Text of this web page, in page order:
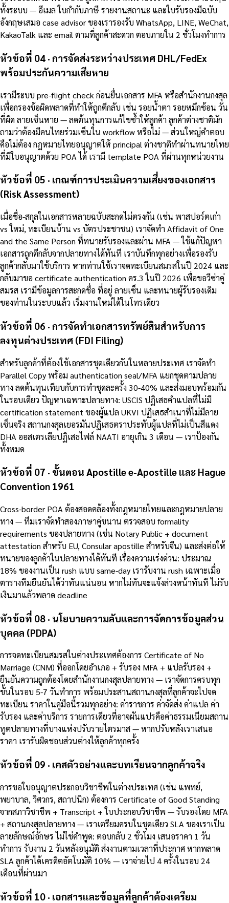
ทั้งระบบ — อีเมล ใบกำกับภาษี รายงานสถานะ และใบรับรองมีฉบับ
อังกฤษเสมอ case advisor ของเรารองรับ WhatsApp, LINE, WeChat,
KakaoTalk และ email ตามที่ลูกค้าสะดวก ตอบภายใน 2 ชั่วโมงทำการ
หัวข้อที่ 04 · การจัดส่งระหว่างประเทศ DHL/FedEx
พร้อมประกันความเสียหาย
เรามีระบบ pre-flight check ก่อนยื่นเอกสาร MFA หรือสำนักงานกงสุล
เพื่อกรองข้อผิดพลาดที่ทำให้ถูกตีกลับ เช่น รอยน้ำตา รอยหมึกซ้อน วัน
ที่ผิด ลายเซ็นหาย — ลดต้นทุนการแก้ไขซ้ำให้ลูกค้า ลูกค้าต่างชาติมัก
ถามว่าต้องมีคนไทยร่วมเซ็นใน workflow หรือไม่ — ส่วนใหญ่คำตอบ
คือไม่ต้อง กฎหมายไทยอนุญาตให้ principal ต่างชาติทำผ่านทนายไทย
ที่มีใบอนุญาตด้วย POA ได้ เรามี template POA ที่ผ่านทุกหน่วยงาน
หัวข้อที่ 05 · เกณฑ์การประเมินความเสี่ยงของเอกสาร
(Risk Assessment)
เมื่อชื่อ-สกุลในเอกสารหลายฉบับสะกดไม่ตรงกัน (เช่น พาสปอร์ตเก่า
vs ใหม่, ทะเบียนบ้าน vs บัตรประชาชน) เราจัดทำ Affidavit of One
and the Same Person ที่ทนายรับรองและผ่าน MFA — ใช้แก้ปัญหา
เอกสารถูกตีกลับจากปลายทางได้ทันที เราบันทึกทุกอย่างเพื่อรองรับ
ลูกค้ากลับมาใช้บริการ หากท่านใช้เราจดทะเบียนสมรสในปี 2024 และ
กลับมาขอ certificate authentication คร.3 ในปี 2026 เพื่อขอวีซ่าคู่
สมรส เรามีข้อมูลการสะกดชื่อ ที่อยู่ ลายเซ็น และทนายผู้รับรองเดิม
ของท่านในระบบแล้ว เริ่มงานใหม่ได้ในโทรเดียว
หัวข้อที่ 06 · การจัดทำเอกสารทรัพย์สินสำหรับการ
ลงทุนต่างประเทศ (FDI Filing)
สำหรับลูกค้าที่ต้องใช้เอกสารชุดเดียวกันในหลายประเทศ เราจัดทำ
Parallel Copy พร้อม authentication seal/MFA แยกชุดตามปลาย
ทาง ลดต้นทุนเทียบกับการทำชุดละครั้ง 30-40% และส่งมอบพร้อมกัน
ในรอบเดียว ปัญหาเฉพาะปลายทาง: USCIS ปฏิเสธคำแปลที่ไม่มี
certification statement ของผู้แปล UKVI ปฏิเสธสำเนาที่ไม่มีลาย
เซ็นจริง สถานกงสุลเยอรมันปฏิเสธตราประทับผู้แปลที่ไม่เป็นสีแดง
DHA ออสเตรเลียปฏิเสธไฟล์ NAATI อายุเกิน 3 เดือน — เราป้องกัน
ทั้งหมด
หัวข้อที่ 07 · ขั้นตอน Apostille e-Apostille และ Hague
Convention 1961
Cross-border POA ต้องสอดคล้องทั้งกฎหมายไทยและกฎหมายปลาย
ทาง — ทีมเราจัดทำสองภาษาคู่ขนาน ตรวจสอบ formality
requirements ของปลายทาง (เช่น Notary Public + document
attestation สำหรับ EU, Consular apostille สำหรับจีน) และส่งต่อให้
ทนายของลูกค้าในปลายทางได้ทันที เรื่องความเร่งด่วน: ประมาณ
18% ของงานเป็น rush แบบ same-day เรารับงาน rush เฉพาะเมื่อ
ตารางทีมยืนยันได้ว่าทันแน่นอน หากไม่ทันจะแจ้งล่วงหน้าทันที ไม่รับ
เงินมาแล้วพลาด deadline
หัวข้อที่ 08 · นโยบายความลับและการจัดการข้อมูลส่วน
บุคคล (PDPA)
การจดทะเบียนสมรสในต่างประเทศต้องการ Certificate of No
Marriage (CNM) ที่ออกโดยอำเภอ + รับรอง MFA + แปลรับรอง +
ยืนยันความถูกต้องโดยสำนักงานกงสุลปลายทาง — เราจัดการครบทุก
ขั้นในรอบ 5-7 วันทำการ พร้อมประสานสถานกงสุลที่ลูกค้าจะไปจด
ทะเบียน ราคาในคู่มือนี้รวมทุกอย่าง: ค่าราชการ ค่าจัดส่ง ค่าแปล ค่า
รับรอง และค่าบริการ รายการเดียวที่อาจผันแปรคือค่าธรรมเนียมสถาน
ทูตปลายทางที่บางแห่งปรับรายไตรมาส — หากปรับหลังเราเสนอ
ราคา เรารับผิดชอบส่วนต่างให้ลูกค้าทุกครั้ง
หัวข้อที่ 09 · เคสตัวอย่างและบทเรียนจากลูกค้าจริง
การขอใบอนุญาตประกอบวิชาชีพในต่างประเทศ (เช่น แพทย์,
พยาบาล, วิศวกร, สถาปนิก) ต้องการ Certificate of Good Standing
จากสภาวิชาชีพ + Transcript + ใบประกอบวิชาชีพ — รับรองโดย MFA
+ สถานกงสุลปลายทาง — เราเตรียมครบในชุดเดียว SLA ของเราเป็น
ลายลักษณ์อักษร ไม่ใช่คำพูด: ตอบกลับ 2 ชั่วโมง เสนอราคา 1 วัน
ทำการ รับงาน 2 วันหลังอนุมัติ ส่งงานตามเวลาที่ประกาศ หากพลาด
SLA ลูกค้าได้เครดิตอัตโนมัติ 10% — เราจ่ายไป 4 ครั้งในรอบ 24
เดือนที่ผ่านมา
หัวข้อที่ 10 · เอกสารและข้อมูลที่ลูกค้าต้องเตรียม